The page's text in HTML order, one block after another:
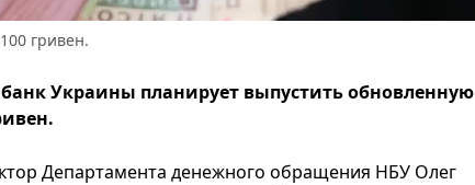
гривен.
Украины планирует выпустить обновленную
Департамента денежного обращения НБУ Олег